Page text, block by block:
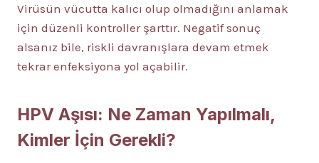
Virüsün vücutta kalıcı olup olmadığını anlamak
için düzenli kontroller şarttır. Negatif sonuç
alsanız bile, riskli davranışlara devam etmek
tekrar enfeksiyona yol açabilir.
HPV Aşısı: Ne Zaman Yapılmalı,
Kimler İçin Gerekli?